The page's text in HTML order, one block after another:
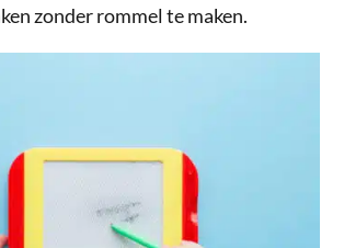
zonder rommel te maken.